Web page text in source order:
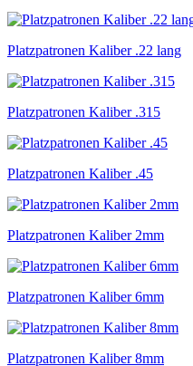
Platzpatronen Kaliber .22 lang
Platzpatronen Kaliber .315
Platzpatronen Kaliber .45
Platzpatronen Kaliber 2mm
Platzpatronen Kaliber 6mm
Platzpatronen Kaliber 8mm